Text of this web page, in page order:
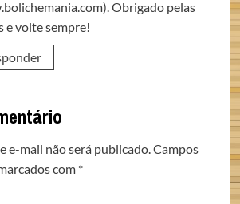
Obrigado pelas
e volte sempre!
e-mail não será publicado.Campos
com *